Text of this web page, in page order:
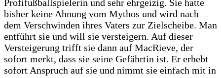
Profifußballspielerin und sehr ehrgeizig. Sie hatte
bisher keine Ahnung vom Mythos und wird nach
dem Verschwinden ihres Vaters zur Zielscheibe. Man
entführt sie und will sie versteigern. Auf dieser
Versteigerung trifft sie dann auf MacRieve, der
sofort merkt, dass sie seine Gefährtin ist. Er erhebt
sofort Anspruch auf sie und nimmt sie einfach mit in